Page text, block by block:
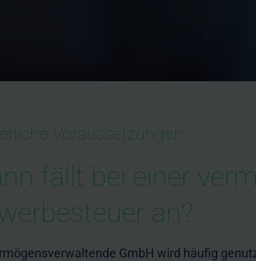
Voraussetzungen
fällt bei einer
an?
GmbH wird häufig